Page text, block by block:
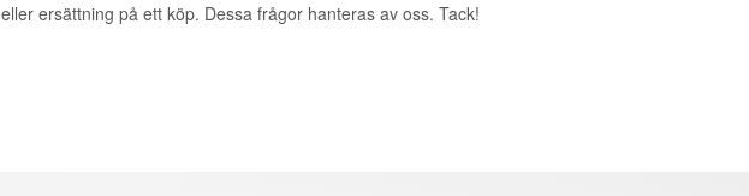
eller ersättning på ett köp. Dessa frågor hanteras av oss. Tack!